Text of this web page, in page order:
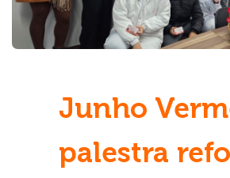
Junho
palestra